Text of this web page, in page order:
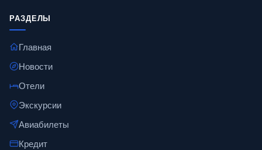
РАЗДЕЛЫ
Главная
Новости
Отели
Экскурсии
Авиабилеты
Кредит